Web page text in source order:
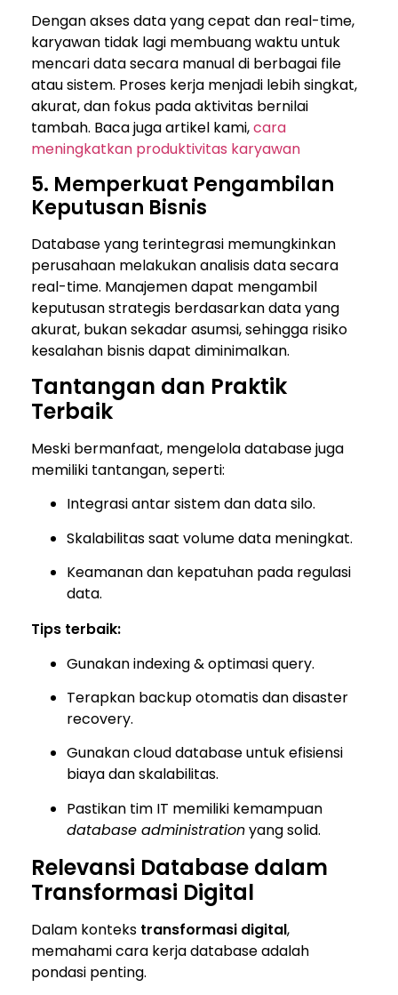
Dengan akses data yang cepat dan real-time,
karyawan tidak lagi membuang waktu untuk
mencari data secara manual di berbagai file
atau sistem. Proses kerja menjadi lebih singkat,
akurat, dan fokus pada aktivitas bernilai
tambah. Baca juga artikel kami,cara
meningkatkan produktivitas karyawan
5. Memperkuat Pengambilan
Keputusan Bisnis
Database yang terintegrasi memungkinkan
perusahaan melakukan analisis data secara
real-time. Manajemen dapat mengambil
keputusan strategis berdasarkan data yang
akurat, bukan sekadar asumsi, sehingga risiko
kesalahan bisnis dapat diminimalkan.
Tantangan dan Praktik
Terbaik
Meski bermanfaat, mengelola database juga
memiliki tantangan, seperti:
Integrasi antar sistem dan data silo.
Skalabilitas saat volume data meningkat.
Keamanan dan kepatuhan pada regulasi
data.
Tips terbaik:
Gunakan indexing & optimasi query.
Terapkan backup otomatis dan disaster
recovery.
Gunakan cloud database untuk efisiensi
biaya dan skalabilitas.
Pastikan tim IT memiliki kemampuan
database administrationyang solid.
Relevansi Database dalam
Transformasi Digital
Dalam konteks transformasi digital,
memahami cara kerja database adalah
pondasi penting.